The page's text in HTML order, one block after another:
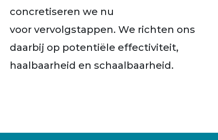
concretiseren we nu
voor vervolgstappen. We richten ons
daarbij op potentiële effectiviteit,
haalbaarheid en schaalbaarheid.